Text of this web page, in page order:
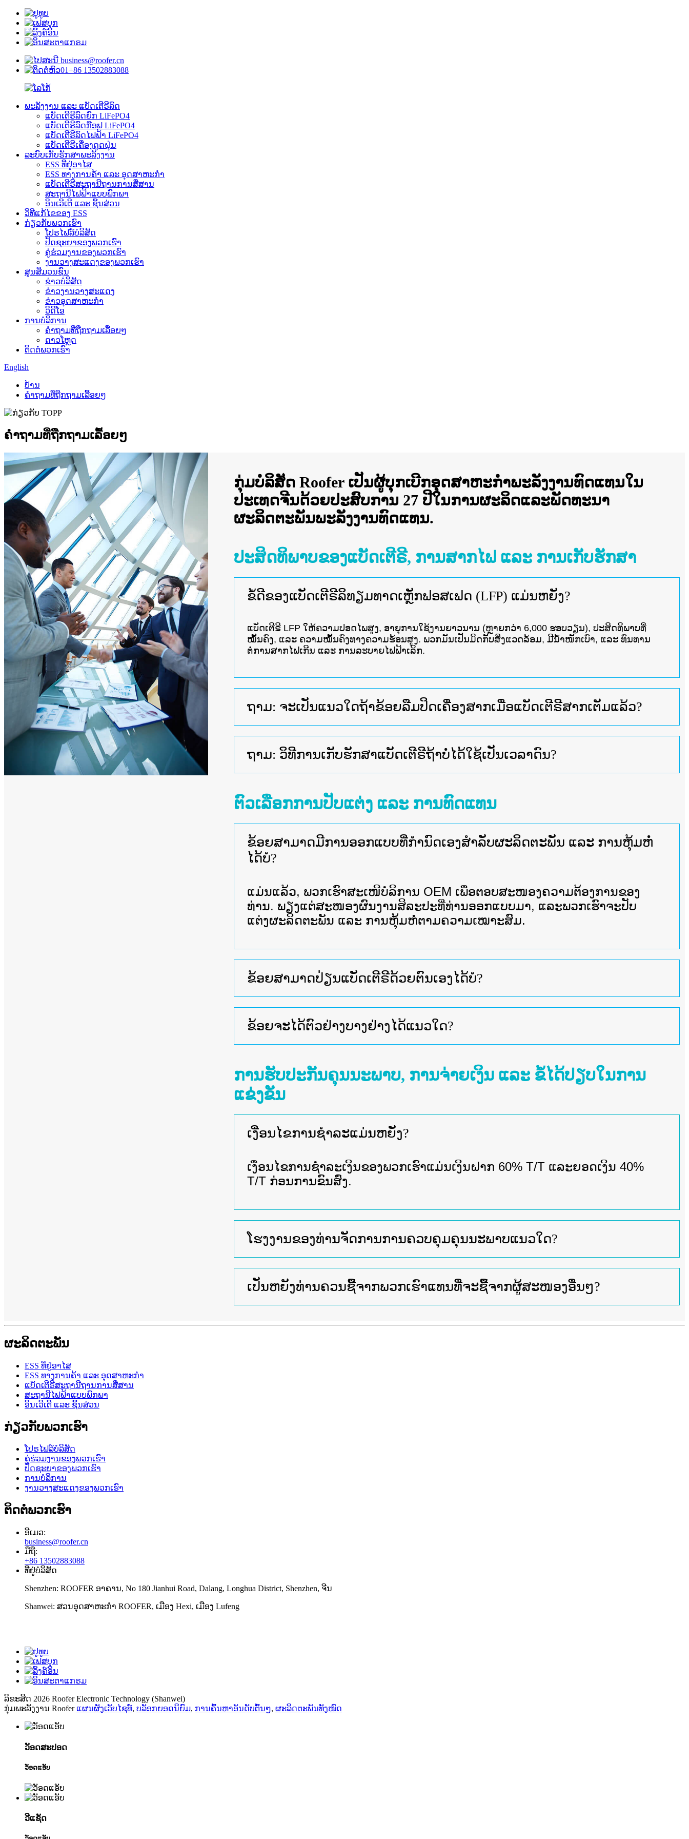
business@roofer.cn
+86 13502883088
ພະລັງງານ ແລະ ແບັດເຕີຣີລົດ
ແບັດເຕີຣີລົດຍົກ LiFePO4
ແບັດເຕີຣີລົດກ໊ອຟ LiFePO4
ແບັດເຕີຣີລົດໄຟຟ້າ LiFePO4
ແບັດເຕີຣີເຄື່ອງດູດຝຸ່ນ
ລະບົບເກັບຮັກສາພະລັງງານ
ESS ທີ່ຢູ່ອາໄສ
ESS ທາງການຄ້າ ແລະ ອຸດສາຫະກຳ
ແບັດເຕີຣີສະຖານີຖານການສື່ສານ
ສະຖານີໄຟຟ້າແບບພົກພາ
ອິນເວີເຕີ ແລະ ຊິ້ນສ່ວນ
ວິທີແກ້ໄຂຂອງ ESS
ກ່ຽວກັບພວກເຮົາ
ໂປຣໄຟລ໌ບໍລິສັດ
ປັດຊະຍາຂອງພວກເຮົາ
ຄູ່ຮ່ວມງານຂອງພວກເຮົາ
ງານວາງສະແດງຂອງພວກເຮົາ
ສູນສື່ມວນຊົນ
ຂ່າວບໍລິສັດ
ຂ່າວງານວາງສະແດງ
ຂ່າວອຸດສາຫະກຳ
ວິດີໂອ
ການບໍລິການ
ຄຳຖາມທີ່ຖືກຖາມເລື້ອຍໆ
ດາວໂຫຼດ
ຕິດຕໍ່ພວກເຮົາ
English
ບ້ານ
ຄຳຖາມທີ່ຖືກຖາມເລື້ອຍໆ
ຄຳຖາມທີ່ຖືກຖາມເລື້ອຍໆ
ກຸ່ມບໍລິສັດ Roofer ເປັນຜູ້ບຸກເບີກອຸດສາຫະກໍາພະລັງງານທົດແທນໃນ
ປະເທດຈີນດ້ວຍປະສົບການ 27 ປີໃນການຜະລິດແລະພັດທະນາ
ຜະລິດຕະພັນພະລັງງານທົດແທນ.
ປະສິດທິພາບຂອງແບັດເຕີຣີ, ການສາກໄຟ ແລະ ການເກັບຮັກສາ
ຂໍ້ດີຂອງແບັດເຕີຣີລິທຽມທາດເຫຼັກຟອສເຟດ (LFP) ແມ່ນຫຍັງ?
ແບັດເຕີຣີ LFP ໃຫ້ຄວາມປອດໄພສູງ, ອາຍຸການໃຊ້ງານຍາວນານ (ຫຼາຍກວ່າ 6,000 ຮອບວຽນ), ປະສິດທິພາບທີ່
ໝັ້ນຄົງ, ແລະ ຄວາມໝັ້ນຄົງທາງຄວາມຮ້ອນສູງ. ພວກມັນເປັນມິດກັບສິ່ງແວດລ້ອມ, ມີນ້ຳໜັກເບົາ, ແລະ ທົນທານ
ຕໍ່ການສາກໄຟເກີນ ແລະ ການລະບາຍໄຟຟ້າເລິກ.
ຖາມ: ຈະເປັນແນວໃດຖ້າຂ້ອຍລືມປິດເຄື່ອງສາກເມື່ອແບັດເຕີຣີສາກເຕັມແລ້ວ?
ຖາມ: ວິທີການເກັບຮັກສາແບັດເຕີຣີຖ້າບໍ່ໄດ້ໃຊ້ເປັນເວລາດົນ?
ຕົວເລືອກການປັບແຕ່ງ ແລະ ການທົດແທນ
ຂ້ອຍສາມາດມີການອອກແບບທີ່ກຳນົດເອງສຳລັບຜະລິດຕະພັນ ແລະ ການຫຸ້ມຫໍ່
ໄດ້ບໍ?
ແມ່ນແລ້ວ, ພວກເຮົາສະເໜີບໍລິການ OEM ເພື່ອຕອບສະໜອງຄວາມຕ້ອງການຂອງ
ທ່ານ. ພຽງແຕ່ສະໜອງຜົນງານສິລະປະທີ່ທ່ານອອກແບບມາ, ແລະພວກເຮົາຈະປັບ
ແຕ່ງຜະລິດຕະພັນ ແລະ ການຫຸ້ມຫໍ່ຕາມຄວາມເໝາະສົມ.
ຂ້ອຍສາມາດປ່ຽນແບັດເຕີຣີດ້ວຍຕົນເອງໄດ້ບໍ?
ຂ້ອຍຈະໄດ້ຕົວຢ່າງບາງຢ່າງໄດ້ແນວໃດ?
ການຮັບປະກັນຄຸນນະພາບ, ການຈ່າຍເງິນ ແລະ ຂໍ້ໄດ້ປຽບໃນການ
ແຂ່ງຂັນ
ເງື່ອນໄຂການຊໍາລະແມ່ນຫຍັງ?
ເງື່ອນໄຂການຊໍາລະເງິນຂອງພວກເຮົາແມ່ນເງິນຝາກ 60% T/T ແລະຍອດເງິນ 40%
T/T ກ່ອນການຂົນສົ່ງ.
ໂຮງງານຂອງທ່ານຈັດການການຄວບຄຸມຄຸນນະພາບແນວໃດ?
ເປັນຫຍັງທ່ານຄວນຊື້ຈາກພວກເຮົາແທນທີ່ຈະຊື້ຈາກຜູ້ສະໜອງອື່ນໆ?
ຜະລິດຕະພັນ
ESS ທີ່ຢູ່ອາໄສ
ESS ທາງການຄ້າ ແລະ ອຸດສາຫະກຳ
ແບັດເຕີຣີສະຖານີຖານການສື່ສານ
ສະຖານີໄຟຟ້າແບບພົກພາ
ອິນເວີເຕີ ແລະ ຊິ້ນສ່ວນ
ກ່ຽວກັບພວກເຮົາ
ໂປຣໄຟລ໌ບໍລິສັດ
ຄູ່ຮ່ວມງານຂອງພວກເຮົາ
ປັດຊະຍາຂອງພວກເຮົາ
ການບໍລິການ
ງານວາງສະແດງຂອງພວກເຮົາ
ຕິດຕໍ່ພວກເຮົາ
ອີເມວ:
business@roofer.cn
ມືຖື:
+86 13502883088
ທີ່ຢູ່ບໍລິສັດ
Shenzhen: ROOFER ອາຄານ, No 180 Jianhui Road, Dalang, Longhua District, Shenzhen, ຈີນ
Shanwei: ສວນອຸດສາຫະກຳ ROOFER, ເມືອງ Hexi, ເມືອງ Lufeng
ລິຂະສິດ 2026 Roofer Electronic Technology (Shanwei)
ກຸ່ມພະລັງງານ Roofer ແຜນຜັງເວັບໄຊທ໌, ບລັອກຍອດນິຍົມ, ການຄົ້ນຫາອັນດັບຕົ້ນໆ, ຜະລິດຕະພັນທັງໝົດ
ວັອດສະປອດ
ວັອດແອັບ
ວີແຊັດ